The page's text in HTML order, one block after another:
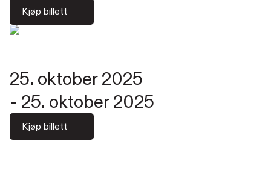
Kjøp billett
25. oktober 2025
- 25. oktober 2025
Kjøp billett